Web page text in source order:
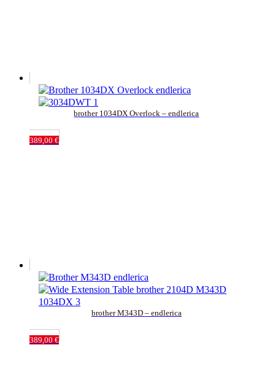
brother 1034DX Overlock – endlerica
389,00 €
brother M343D – endlerica
389,00 €